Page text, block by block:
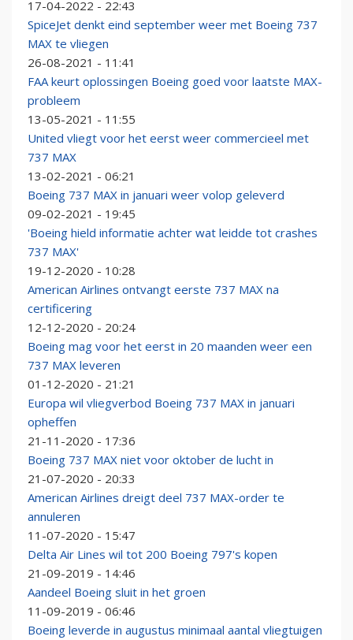
17-04-2022 - 22:43
SpiceJet denkt eind september weer met Boeing 737
MAX te vliegen
26-08-2021 - 11:41
FAA keurt oplossingen Boeing goed voor laatste MAX-
probleem
13-05-2021 - 11:55
United vliegt voor het eerst weer commercieel met
737 MAX
13-02-2021 - 06:21
Boeing 737 MAX in januari weer volop geleverd
09-02-2021 - 19:45
'Boeing hield informatie achter wat leidde tot crashes
737 MAX'
19-12-2020 - 10:28
American Airlines ontvangt eerste 737 MAX na
certificering
12-12-2020 - 20:24
Boeing mag voor het eerst in 20 maanden weer een
737 MAX leveren
01-12-2020 - 21:21
Europa wil vliegverbod Boeing 737 MAX in januari
opheffen
21-11-2020 - 17:36
Boeing 737 MAX niet voor oktober de lucht in
21-07-2020 - 20:33
American Airlines dreigt deel 737 MAX-order te
annuleren
11-07-2020 - 15:47
Delta Air Lines wil tot 200 Boeing 797's kopen
21-09-2019 - 14:46
Aandeel Boeing sluit in het groen
11-09-2019 - 06:46
Boeing leverde in augustus minimaal aantal vliegtuigen